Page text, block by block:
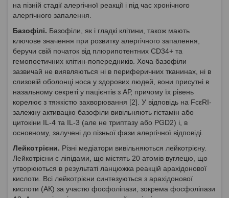
на пізній стадії алергічної реакції і під час хронічного
алергічного запалення.
Базофілі. Базофіли, як і гладкі клітини, також мають
ключове значення при розвитку алергічного запалення,
беручи свій початок від плюрипотентних CD34+ та
гемопоетичних клітин-попередників. Хоча базофіли
зазвичай не виявляються ні в периферичних тканинах, ні в
слизовій оболонці носа у здорових людей, вони присутні в
назальному секреті у пацієнтів з АР, причому їх рівень
корелює з тяжкістю захворювання [2]. У відповідь на FcεRI-
залежну активацію базофіли вивільняють гістамін або
цитокіни IL-4 та IL-3 (але не триптазу або PGD2) і, в
основному, залучені до пізньої фази алергічної відповіді.
Лейкотрієни. Різні медіатори вивільняються лейкотрієну.
Лейкотрієни є ліпідами, що містять 20 атомів вуглецю, що
утворюються в результаті ланцюжка реакцій арахідонової
кислоти. Всі лейкотрієни синтезуються з арахідонової
кислоти (АК) за участю фосфоліпази, зокрема фосфоліпази